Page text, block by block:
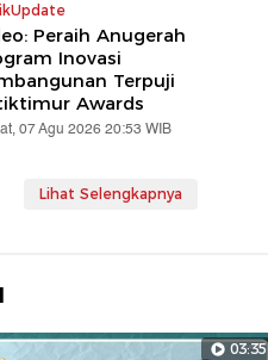
Peraih Anugerah
Inovasi
Terpuji
Awards
07 Agu 2026 20:53 WIB
Lihat Selengkapnya
03:35